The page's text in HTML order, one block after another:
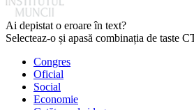
Ai depistat o eroare în text?
Selecteaz-o și apasă combinația de taste
Congres
Oficial
Social
Economie